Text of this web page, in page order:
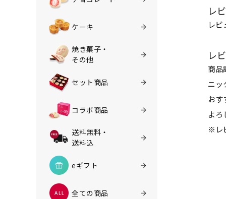
ケーキ
焼き菓子・
その他
セット商品
コラボ商品
送料無料・
送料込
eギフト
全ての商品
レ
レ
レ
商品
ニッ
おす
よろ
※レ